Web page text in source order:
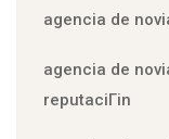
agencia de
agencia de
reputaciГіn